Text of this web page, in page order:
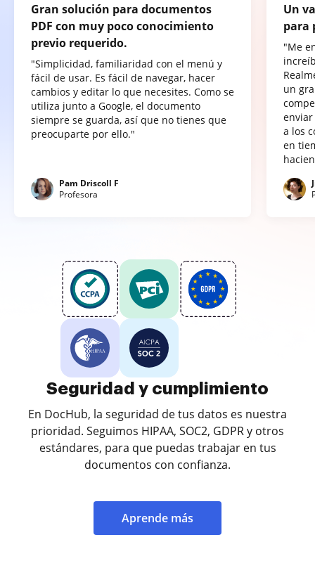
Gran solución para documentos
PDF con muy poco conocimiento
previo requerido.
"Simplicidad, familiaridad con el menú y
fácil de usar. Es fácil de navegar, hacer
cambios y editar lo que necesites. Como se
utiliza junto a Google, el documento
siempre se guarda, así que no tienes que
preocuparte por ello."
Pam Driscoll F
Profesora
Un
para
"Me
un
a los
en
Seguridad y cumplimiento
En DocHub, la seguridad de tus datos es nuestra
prioridad. Seguimos HIPAA, SOC2, GDPR y otros
estándares, para que puedas trabajar en tus
documentos con confianza.
Aprende más